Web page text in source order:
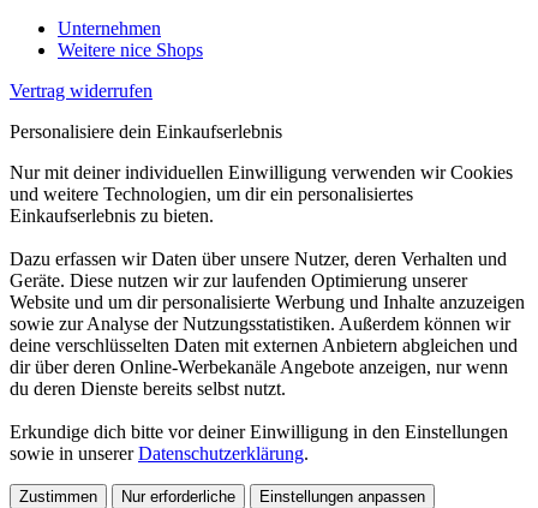
Unternehmen
Weitere nice Shops
Vertrag widerrufen
Personalisiere dein Einkaufserlebnis
Nur mit deiner individuellen Einwilligung verwenden wir Cookies
und weitere Technologien, um dir ein personalisiertes
Einkaufserlebnis zu bieten.
Dazu erfassen wir Daten über unsere Nutzer, deren Verhalten und
Geräte. Diese nutzen wir zur laufenden Optimierung unserer
Website und um dir personalisierte Werbung und Inhalte anzuzeigen
sowie zur Analyse der Nutzungsstatistiken. Außerdem können wir
deine verschlüsselten Daten mit externen Anbietern abgleichen und
dir über deren Online-Werbekanäle Angebote anzeigen, nur wenn
du deren Dienste bereits selbst nutzt.
Erkundige dich bitte vor deiner Einwilligung in den Einstellungen
sowie in unsererDatenschutzerklärung.
Zustimmen Nur erforderliche Einstellungen anpassen